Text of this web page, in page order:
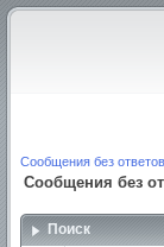
Сообщения без ответов
Сообщения без
Поиск